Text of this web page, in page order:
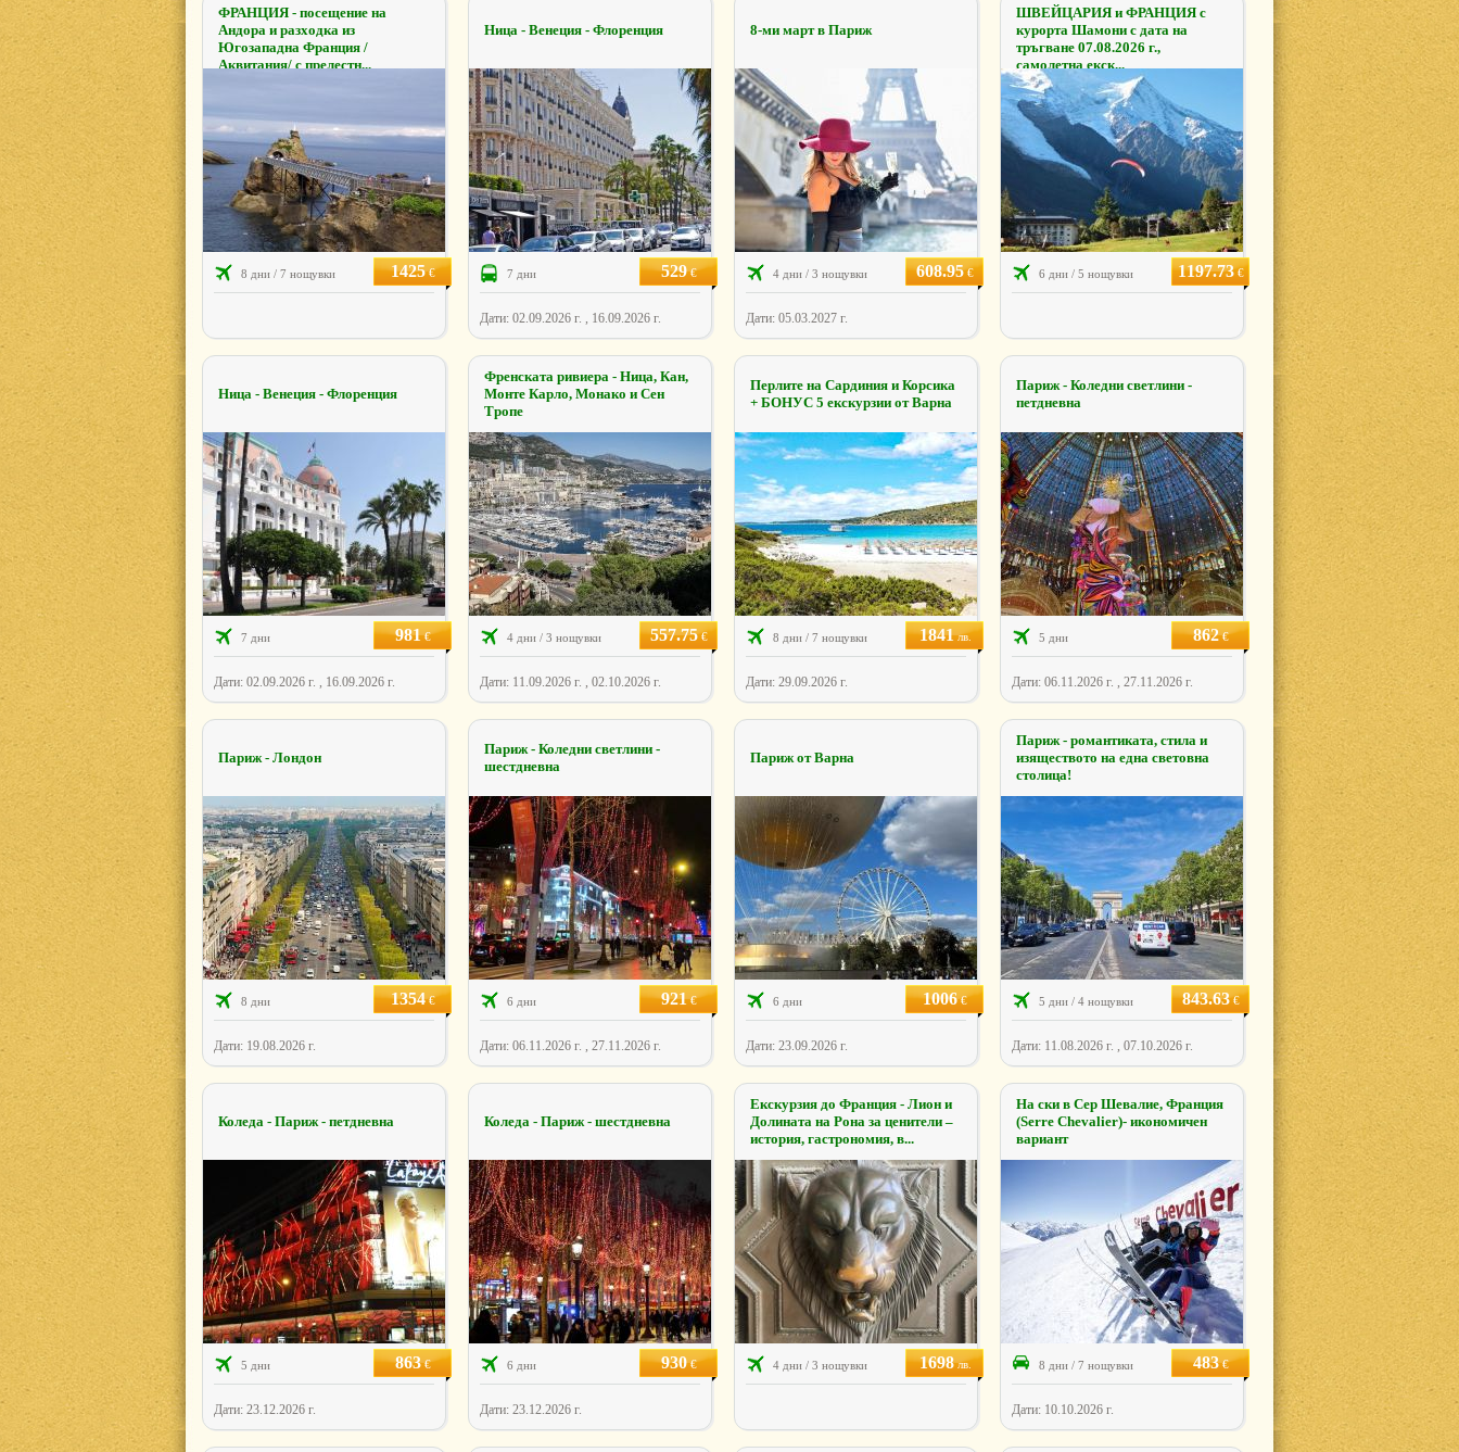
ФРАНЦИЯ - посещение на
Андора и разходка из
Югозападна Франция /
Аквитания/ с прелестн...
8 дни / 7 нощувки 1425€
Ница - Венеция - Флоренция
7 дни 529€
Дати: 02.09.2026 г. , 16.09.2026 г.
8-ми март в Париж
4 дни / 3 нощувки 608.95€
Дати: 05.03.2027 г.
ШВЕЙЦАРИЯ и ФРАНЦИЯ с
курорта Шамони с дата на
тръгване 07.08.2026 г.,
самолетна екск...
6 дни / 5 нощувки 1197.73€
Ница - Венеция - Флоренция
7 дни 981€
Дати: 02.09.2026 г. , 16.09.2026 г.
Френската ривиера - Ница, Кан,
Монте Карло, Монако и Сен
Тропе
4 дни / 3 нощувки 557.75€
Дати: 11.09.2026 г. , 02.10.2026 г.
Перлите на Сардиния и Корсика
+ БОНУС 5 екскурзии от Варна
8 дни / 7 нощувки 1841лв.
Дати: 29.09.2026 г.
Париж - Коледни светлини -
петдневна
5 дни 862€
Дати: 06.11.2026 г. , 27.11.2026 г.
Париж - Лондон
8 дни 1354€
Дати: 19.08.2026 г.
Париж - Коледни светлини -
шестдневна
6 дни 921€
Дати: 06.11.2026 г. , 27.11.2026 г.
Париж от Варна
6 дни 1006€
Дати: 23.09.2026 г.
Париж - романтиката, стила и
изяществото на една световна
столица!
5 дни / 4 нощувки 843.63€
Дати: 11.08.2026 г. , 07.10.2026 г.
Коледа - Париж - петдневна
5 дни 863€
Дати: 23.12.2026 г.
Коледа - Париж - шестдневна
6 дни 930€
Дати: 23.12.2026 г.
Екскурзия до Франция - Лион и
Долината на Рона за ценители –
история, гастрономия, в...
4 дни / 3 нощувки 1698лв.
На ски в Сер Шевалие, Франция
(Serre Chevalier)- икономичен
вариант
8 дни / 7 нощувки 483€
Дати: 10.10.2026 г.